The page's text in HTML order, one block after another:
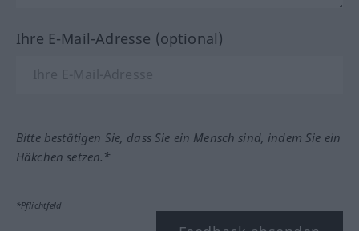
Ihre E-Mail-Adresse (optional)
Bitte bestätigen Sie, dass Sie ein Mensch sind, indem Sie ein
Häkchen setzen.*
*Pflichtfeld